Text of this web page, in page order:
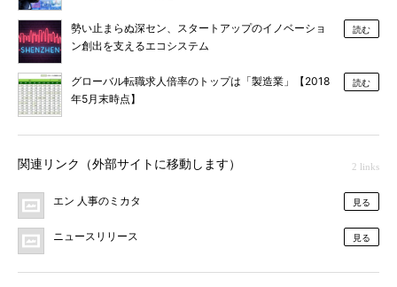
勢い止まらぬ深セン、スタートアップのイノベーショ
ン創出を支えるエコシステム
読む
グローバル転職求人倍率のトップは「製造業」【2018
年5月末時点】
読む
関連リンク（外部サイトに移動します） 2 links
エン 人事のミカタ 見る
ニュースリリース 見る